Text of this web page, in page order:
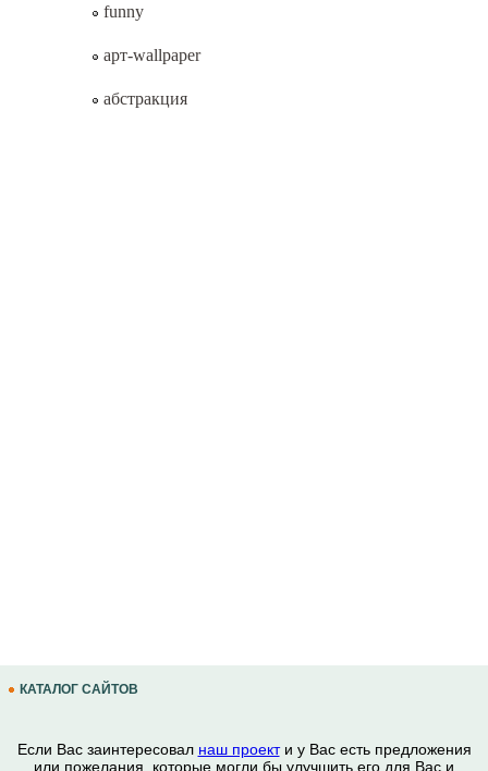
funny
арт-wallpaper
абстракция
КАТАЛОГ САЙТОВ
Если Вас заинтересовал наш проекти у Вас есть предложения
или пожелания, которые могли бы улучшить его для Вас и